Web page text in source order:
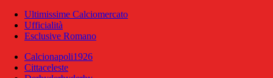
Ultimissime Calciomercato
Ufficialità
Esclusive Romano
Calcionapoli1926
Cittaceleste